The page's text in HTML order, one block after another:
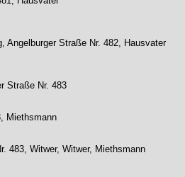
Angelburger Straße Nr. 482, Hausvater
Straße Nr. 483
Miethsmann
483, Witwer, Witwer, Miethsmann